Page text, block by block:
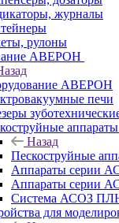
журналы
рулоны
АВЕРОН
АВЕРОН
печи
аппараты
Назад
Пескоструйные
Аппараты серии
Аппараты серии
Система АСОЗ
для